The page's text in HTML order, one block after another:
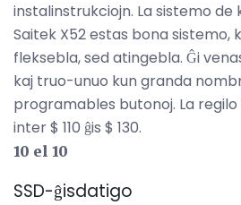
instalinstrukciojn. La sistemo
Saitek X52 estas bona sistemo,
fleksebla, sed atingebla. Ĝi
kaj truo-unuo kun granda
programables butonoj. La regilo
inter $ 110 ĝis $ 130.
10 el 10
SSD-ĝisdatigo